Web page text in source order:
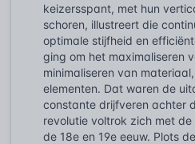
keizersspant, met hun
schoren, illustreert die
optimale stijfheid en
ging om het maximaliseren
minimaliseren van
elementen. Dat waren de
constante drijfveren achter
revolutie voltrok zich met de
de 18e en 19e eeuw. Plots